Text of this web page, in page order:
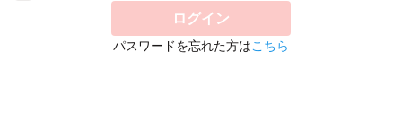
ログイン
パスワードを忘れた方はこちら